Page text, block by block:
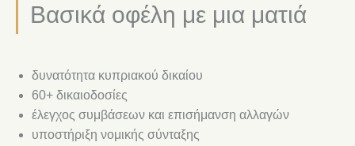
Βασικά οφέλη με μια ματιά
δυνατότητα κυπριακού δικαίου
60+ δικαιοδοσίες
έλεγχος συμβάσεων και επισήμανση αλλαγών
υποστήριξη νομικής σύνταξης